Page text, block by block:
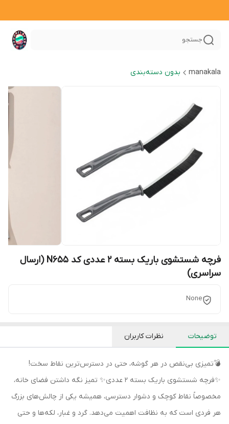
جستجو
manakala بدون دسته‌بندی
فرچه شستشوی باریک بسته 2 عددی کد N655 (ارسال
سراسری)
None
توضیحات نظرات کاربران
💣تمیزی بی‌نقص در هر گوشه، حتی در دسترس‌ترین نقاط سخت!
✨فرچه شستشوی باریک بسته 2 عددی✨ تمیز نگه داشتن فضای خانه،
مخصوصاً نقاط کوچک و دشوار دسترسی، همیشه یکی از چالش‌های بزرگ
هر فردی است که به نظافت اهمیت می‌دهد. گرد و غبار، لکه‌ها و حتی